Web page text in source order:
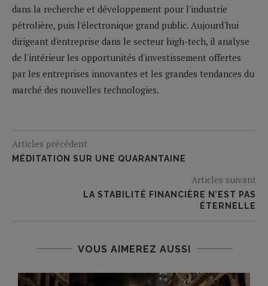
dans la recherche et développement pour l'industrie
pétrolière, puis l'électronique grand public. Aujourd'hui
dirigeant d'entreprise dans le secteur high-tech, il analyse
de l'intérieur les opportunités d'investissement offertes
par les entreprises innovantes et les grandes tendances du
marché des nouvelles technologies.
Articles précédent
MÉDITATION SUR UNE QUARANTAINE
Articles suivant
LA STABILITÉ FINANCIÈRE N’EST PAS
ÉTERNELLE
VOUS AIMEREZ AUSSI